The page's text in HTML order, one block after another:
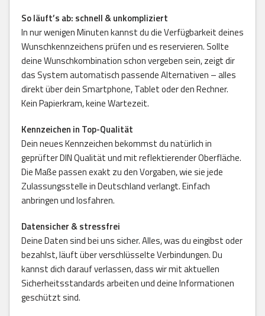
So läuft’s ab: schnell & unkompliziert
In nur wenigen Minuten kannst du die Verfügbarkeit deines
Wunschkennzeichens prüfen und es reservieren. Sollte
deine Wunschkombination schon vergeben sein, zeigt dir
das System automatisch passende Alternativen – alles
direkt über dein Smartphone, Tablet oder den Rechner.
Kein Papierkram, keine Wartezeit.
Kennzeichen in Top-Qualität
Dein neues Kennzeichen bekommst du natürlich in
geprüfter DIN Qualität und mit reflektierender Oberfläche.
Die Maße passen exakt zu den Vorgaben, wie sie jede
Zulassungsstelle in Deutschland verlangt. Einfach
anbringen und losfahren.
Datensicher & stressfrei
Deine Daten sind bei uns sicher. Alles, was du eingibst oder
bezahlst, läuft über verschlüsselte Verbindungen. Du
kannst dich darauf verlassen, dass wir mit aktuellen
Sicherheitsstandards arbeiten und deine Informationen
geschützt sind.